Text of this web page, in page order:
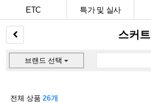
ETC 특가 및 실사
스커트
브랜드 선택
전체 상품 26개